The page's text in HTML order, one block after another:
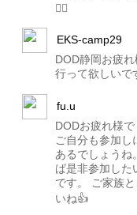
🙇‍♂️
EKS-camp29
DOD静岡お疲
行って欲しいで
fu.u
DODお疲れ様
ご自分も参加
あるでしょうね
ば是非参加した
です。 ご家族
いね👍